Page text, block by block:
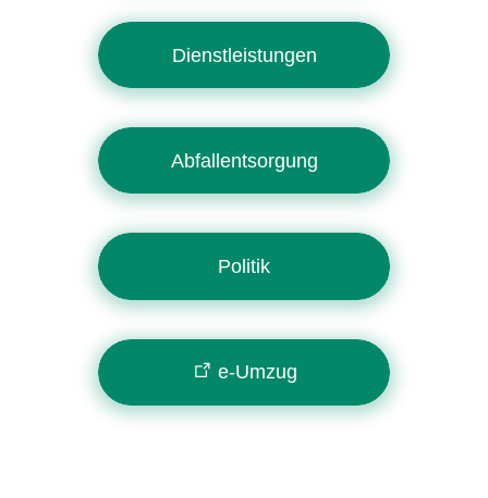
Dienstleistungen
Abfallentsorgung
Politik
e-Umzug